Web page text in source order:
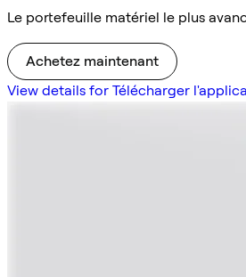
Le portefeuille matériel le plus
Achetez maintenant
View details for Télécharger